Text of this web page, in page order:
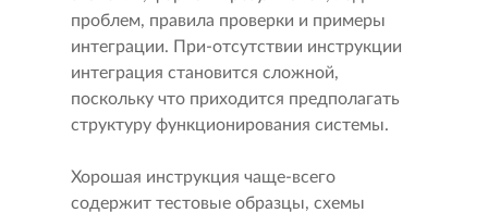
проблем, правила проверки и примеры
интеграции. При-отсутствии инструкции
интеграция становится сложной,
поскольку что приходится предполагать
структуру функционирования системы.
Хорошая инструкция чаще-всего
содержит тестовые образцы, схемы